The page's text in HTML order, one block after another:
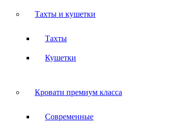
Тахты и кушетки
Тахты
Кушетки
Кровати премиум класса
Современные